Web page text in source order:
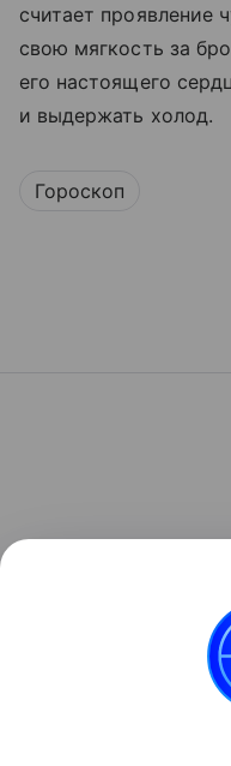
считает проявление
свою мягкость за
его настоящего
и выдержать холод.
Гороскоп